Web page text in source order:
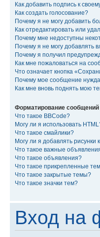
Как добавить подпись к
Как создать голосование?
Почему я не могу добавить
Как отредактировать или
Почему мне недоступны
Почему я не могу добавлять
Почему я получил
Как мне пожаловаться на
Что означает кнопка
Почему мое сообщение
Как мне вновь поднять мою
Форматирование
Что такое BBCode?
Могу ли я использовать
Что такое смайлики?
Могу ли я добавлять рисунки
Что такое важные
Что такое объявления?
Что такое прикрепленные
Что такое закрытые темы?
Что такое значки тем?
Вход на